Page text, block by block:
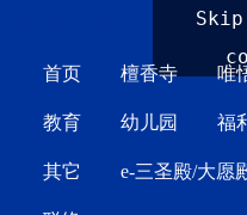
首页 檀香寺 唯
教育 幼儿园 福
其它 e-三圣殿/大愿